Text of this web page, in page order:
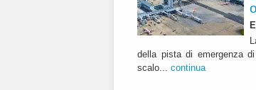
della pista di emergenza
scalo... continua